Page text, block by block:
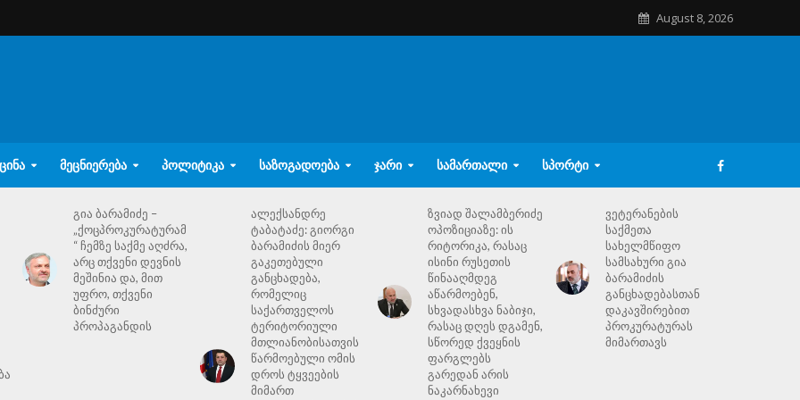
August 8, 2026
ᲛᲔᲪᲜᲘᲔᲠᲔᲑᲐ ᲞᲝᲚᲘᲢᲘᲙᲐ ᲡᲐᲖᲝᲒᲐᲓᲝᲔᲑᲐ ᲯᲐᲠᲘ ᲡᲐᲛᲐᲠᲗᲐᲚᲘ ᲡᲞᲝᲠᲢᲘ
გია ბარამიძე –
„ქოცპროკურატურამ
“ ჩემზე საქმე აღძრა,
არც თქვენი დევნის
მეშინია და, მით
უფრო, თქვენი
ბინძური
პროპაგანდის
ალექსანდრე
ტაბატაძე: გიორგი
ბარამიძის მიერ
გაკეთებული
განცხადება,
რომელიც
საქართველოს
ტერიტორიული
მთლიანობისათვის
წარმოებული ომის
დროს ტყვეების
მიმართ
ზვიად შალამბერიძე
ოპოზიციაზე: ის
რიტორიკა, რასაც
ისინი რუსეთის
წინააღმდეგ
აწარმოებენ,
სხვადასხვა ნაბიჯი,
რასაც დღეს დგამენ,
სწორედ ქვეყნის
ფარგლებს
გარედან არის
ნაკარნახევი
ვეტერანების
საქმეთა
სახელმწიფო
სამსახური გია
ბარამიძის
განცხადებასთან
დაკავშირებით
პროკურატურას
მიმართავს